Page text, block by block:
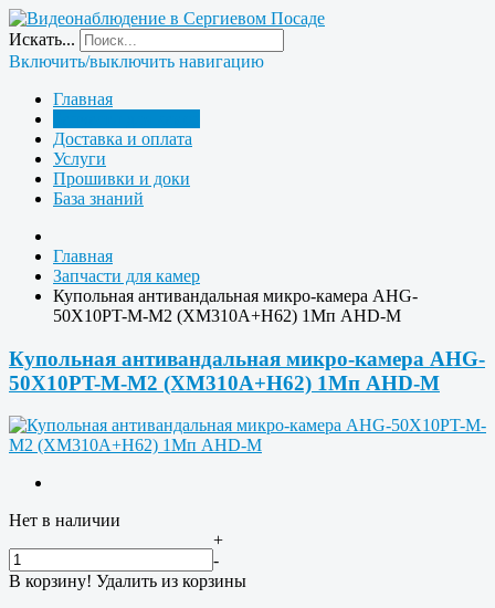
Искать...
Включить/выключить навигацию
Главная
Доставка и оплата
Услуги
Прошивки и доки
База знаний
Главная
Запчасти для камер
Купольная антивандальная микро-камера AHG-
50X10PT-M-M2 (XM310A+H62) 1Мп AHD-M
Купольная антивандальная микро-камера AHG-
50X10PT-M-M2 (XM310A+H62) 1Мп AHD-M
Нет в наличии
+
-
В корзину! Удалить из корзины